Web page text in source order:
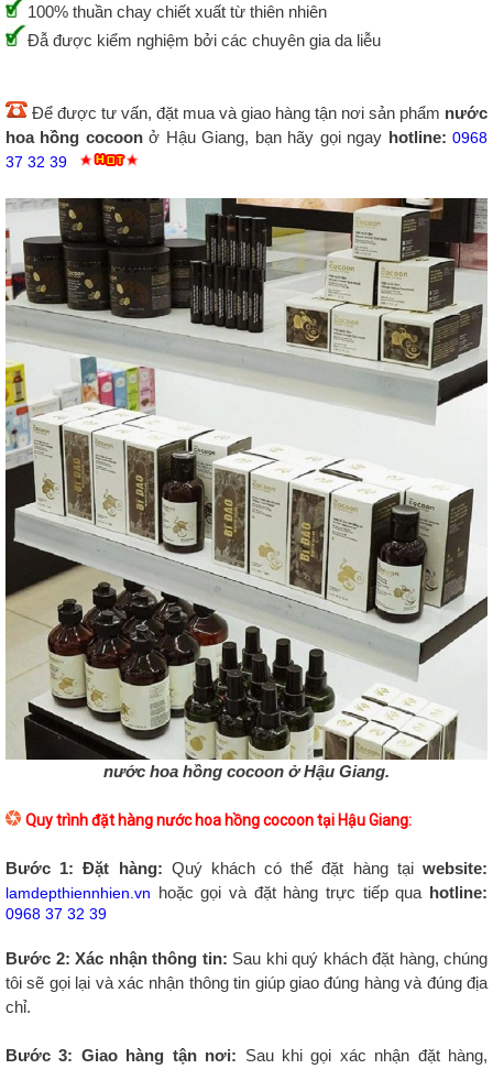
100% thuần chay chiết xuất từ thiên nhiên
Đẫ được kiểm nghiệm bởi các chuyên gia da liễu
Để được tư vấn, đặt mua và giao hàng tận nơi sản phẩm nước
hoa hồng cocoonở Hậu Giang, bạn hãy gọi ngay hotline:0968
37 32 39
nước hoa hồng cocoon ở Hậu Giang.
Quy trình đặt hàng nước hoa hồng cocoon tại Hậu Giang:
Bước 1: Đặt hàng: Quý khách có thể đặt hàng tạiwebsite:
lamdepthiennhien.vn hoặc gọi và đặt hàng trực tiếp qua hotline:
0968 37 32 39
Bước 2: Xác nhận thông tin: Sau khi quý khách đặt hàng, chúng
tôi sẽ gọi lại và xác nhận thông tin giúp giao đúng hàng và đúng địa
chỉ.
Bước 3: Giao hàng tận nơi: Sau khi gọi xác nhận đặt hàng,